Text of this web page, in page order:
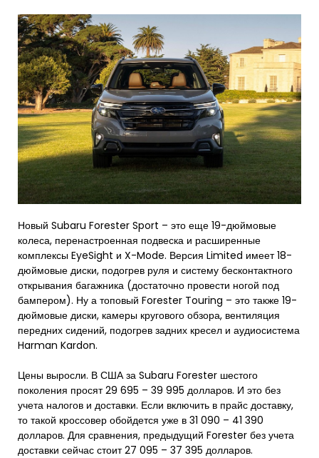
Новый Subaru Forester Sport – это еще 19-дюймовые
колеса, перенастроенная подвеска и расширенные
комплексы EyeSight и X-Mode. Версия Limited имеет 18-
дюймовые диски, подогрев руля и систему бесконтактного
открывания багажника (достаточно провести ногой под
бампером). Ну а топовый Forester Touring – это также 19-
дюймовые диски, камеры кругового обзора, вентиляция
передних сидений, подогрев задних кресел и аудиосистема
Harman Kardon.
Цены выросли. В США за Subaru Forester шестого
поколения просят 29 695 – 39 995 долларов. И это без
учета налогов и доставки. Если включить в прайс доставку,
то такой кроссовер обойдется уже в 31 090 – 41 390
долларов. Для сравнения, предыдущий Forester без учета
доставки сейчас стоит 27 095 – 37 395 долларов.